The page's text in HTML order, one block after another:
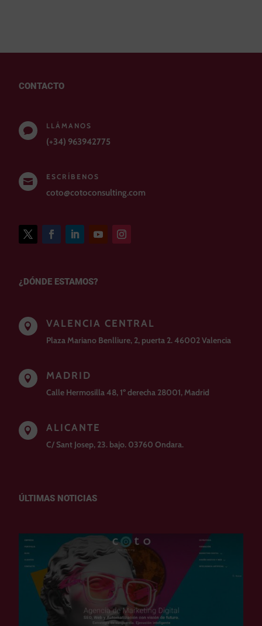
CONTACTO

LLÁMANOS
(+34) 963942775

ESCRÍBENOS
coto@cotoconsulting.com
¿DÓNDE ESTAMOS?
 VALENCIA CENTRAL
Plaza Mariano Benlliure, 2, puerta 2. 46002 Valencia
 MADRID
Calle Hermosilla 48, 1º derecha 28001, Madrid
 ALICANTE
C/ Sant Josep, 23. bajo. 03760 Ondara.
ÚLTIMAS NOTICIAS